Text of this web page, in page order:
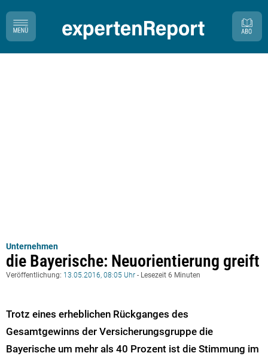
Unternehmen
die Bayerische: Neuorientierung greift
Veröffentlichung: 13.05.2016, 08:05 Uhr - Lesezeit 6 Minuten
Trotz eines erheblichen Rückganges des
Gesamtgewinns der Versicherungsgruppe die
Bayerische um mehr als 40 Prozent ist die Stimmung im